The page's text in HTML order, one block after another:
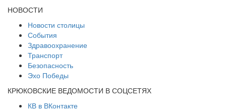
НОВОСТИ
Новости столицы
События
Здравоохранение
Транспорт
Безопасность
Эхо Победы
КРЮКОВСКИЕ ВЕДОМОСТИ В СОЦСЕТЯХ
КВ в ВКонтакте